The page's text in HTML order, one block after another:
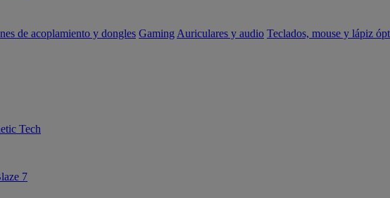
de acoplamiento y dongles Gaming Auriculares y audio Teclados, mouse y lápiz
Tech
7